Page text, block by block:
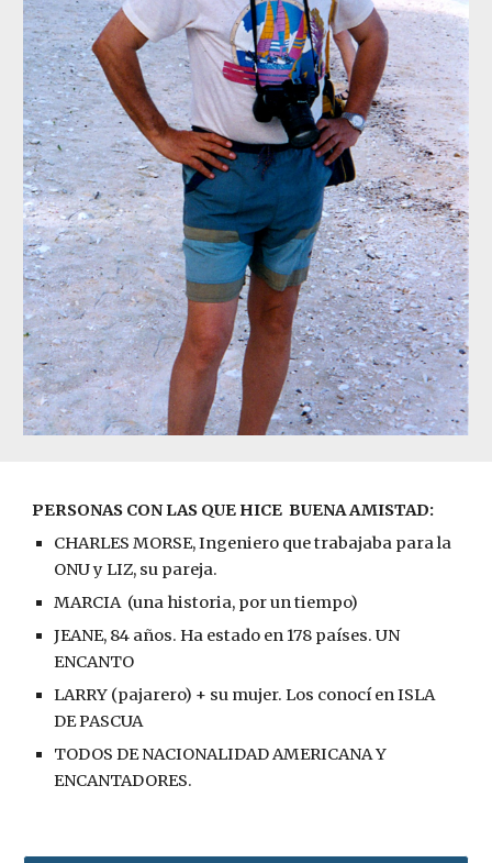
PERSONAS CON LAS QUE HICE  BUENA AMISTAD:
CHARLES MORSE, Ingeniero que trabajaba para la
ONU y LIZ, su pareja.
MARCIA  (una historia, por un tiempo)
JEANE, 84 años. Ha estado en 178 países. UN
ENCANTO
LARRY (pajarero) + su mujer. Los conocí en ISLA
DE PASCUA
TODOS DE NACIONALIDAD AMERICANA Y
ENCANTADORES.